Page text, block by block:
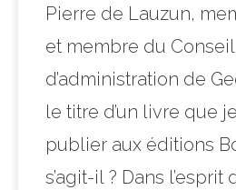
Pierre de Lauzun,
et membre du Conseil
d’administration de
le titre d’un livre que
publier aux éditions
s’agit-il ? Dans